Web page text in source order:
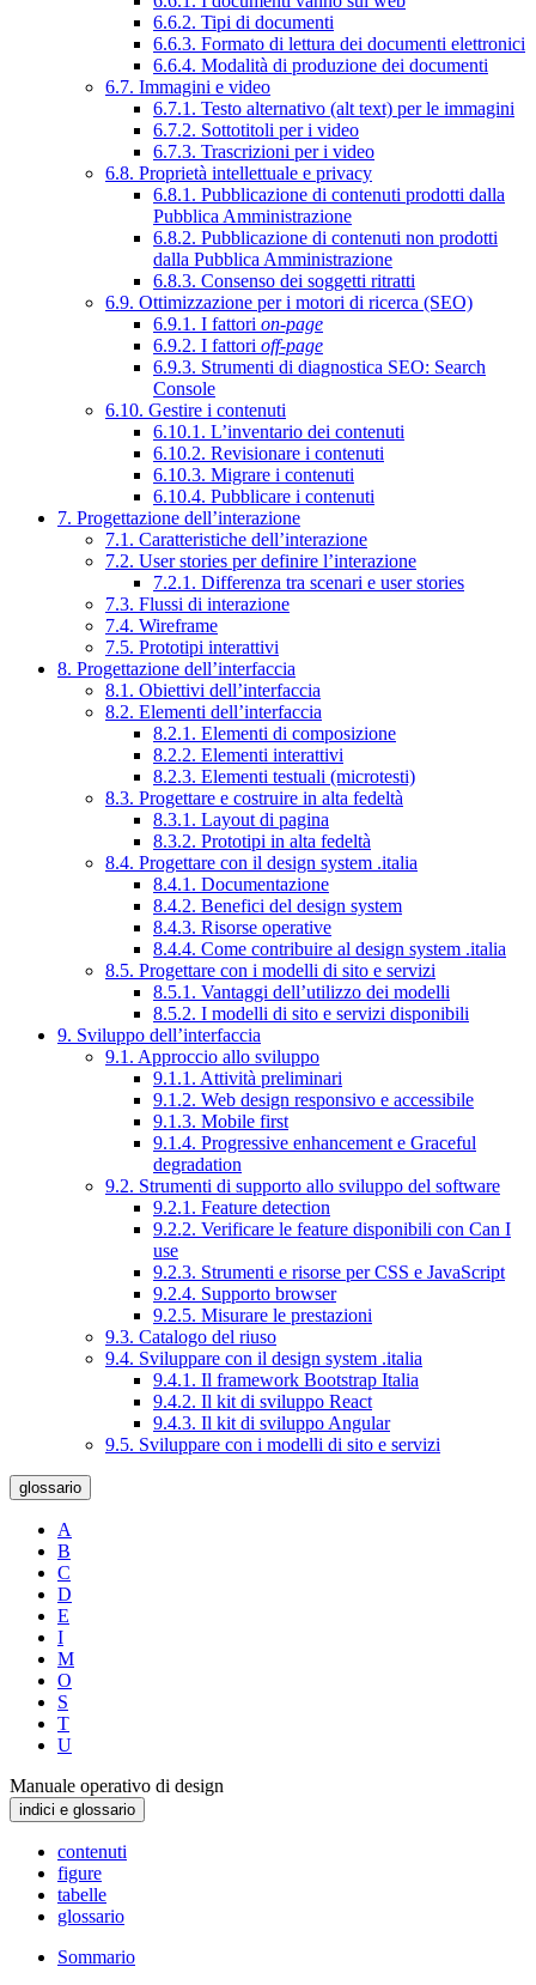
6.6.2. Tipi di documenti
6.6.3. Formato di lettura dei documenti elettronici
6.6.4. Modalità di produzione dei documenti
6.7. Immagini e video
6.7.1. Testo alternativo (alt text) per le immagini
6.7.2. Sottotitoli per i video
6.7.3. Trascrizioni per i video
6.8. Proprietà intellettuale e privacy
6.8.1. Pubblicazione di contenuti prodotti dalla
Pubblica Amministrazione
6.8.2. Pubblicazione di contenuti non prodotti
dalla Pubblica Amministrazione
6.8.3. Consenso dei soggetti ritratti
6.9. Ottimizzazione per i motori di ricerca (SEO)
6.9.1. I fattori on-page
6.9.2. I fattori off-page
6.9.3. Strumenti di diagnostica SEO: Search
Console
6.10. Gestire i contenuti
6.10.1. L’inventario dei contenuti
6.10.2. Revisionare i contenuti
6.10.3. Migrare i contenuti
6.10.4. Pubblicare i contenuti
7. Progettazione dell’interazione
7.1. Caratteristiche dell’interazione
7.2. User stories per definire l’interazione
7.2.1. Differenza tra scenari e user stories
7.3. Flussi di interazione
7.4. Wireframe
7.5. Prototipi interattivi
8. Progettazione dell’interfaccia
8.1. Obiettivi dell’interfaccia
8.2. Elementi dell’interfaccia
8.2.1. Elementi di composizione
8.2.2. Elementi interattivi
8.2.3. Elementi testuali (microtesti)
8.3. Progettare e costruire in alta fedeltà
8.3.1. Layout di pagina
8.3.2. Prototipi in alta fedeltà
8.4. Progettare con il design system .italia
8.4.1. Documentazione
8.4.2. Benefici del design system
8.4.3. Risorse operative
8.4.4. Come contribuire al design system .italia
8.5. Progettare con i modelli di sito e servizi
8.5.1. Vantaggi dell’utilizzo dei modelli
8.5.2. I modelli di sito e servizi disponibili
9. Sviluppo dell’interfaccia
9.1. Approccio allo sviluppo
9.1.1. Attività preliminari
9.1.2. Web design responsivo e accessibile
9.1.3. Mobile first
9.1.4. Progressive enhancement e Graceful
degradation
9.2. Strumenti di supporto allo sviluppo del software
9.2.1. Feature detection
9.2.2. Verificare le feature disponibili con Can I
use
9.2.3. Strumenti e risorse per CSS e JavaScript
9.2.4. Supporto browser
9.2.5. Misurare le prestazioni
9.3. Catalogo del riuso
9.4. Sviluppare con il design system .italia
9.4.1. Il framework Bootstrap Italia
9.4.2. Il kit di sviluppo React
9.4.3. Il kit di sviluppo Angular
9.5. Sviluppare con i modelli di sito e servizi
glossario
A
B
C
D
E
I
M
O
S
T
U
Manuale operativo di design
indici e glossario
contenuti
figure
tabelle
glossario
Sommario